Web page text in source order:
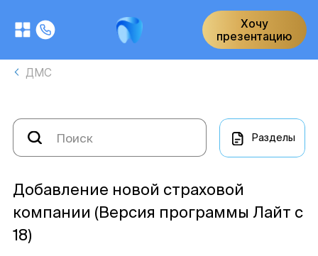
Хочу
презентацию
ДМС
Разделы
Добавление новой страховой
компании (Версия программы Лайт с
18)